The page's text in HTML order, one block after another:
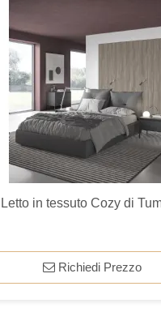
Letto in tessuto Cozy di
Richiedi Prezzo